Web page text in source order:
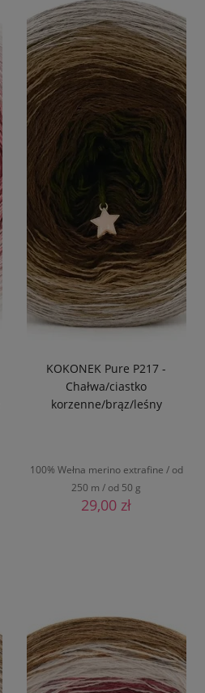
Cena
od
KOKONEK Pure P217 -
Chałwa/ciastko
korzenne/brąz/leśny
100% Wełna merino extrafine / od
250 m / od 50 g
29,00 zł